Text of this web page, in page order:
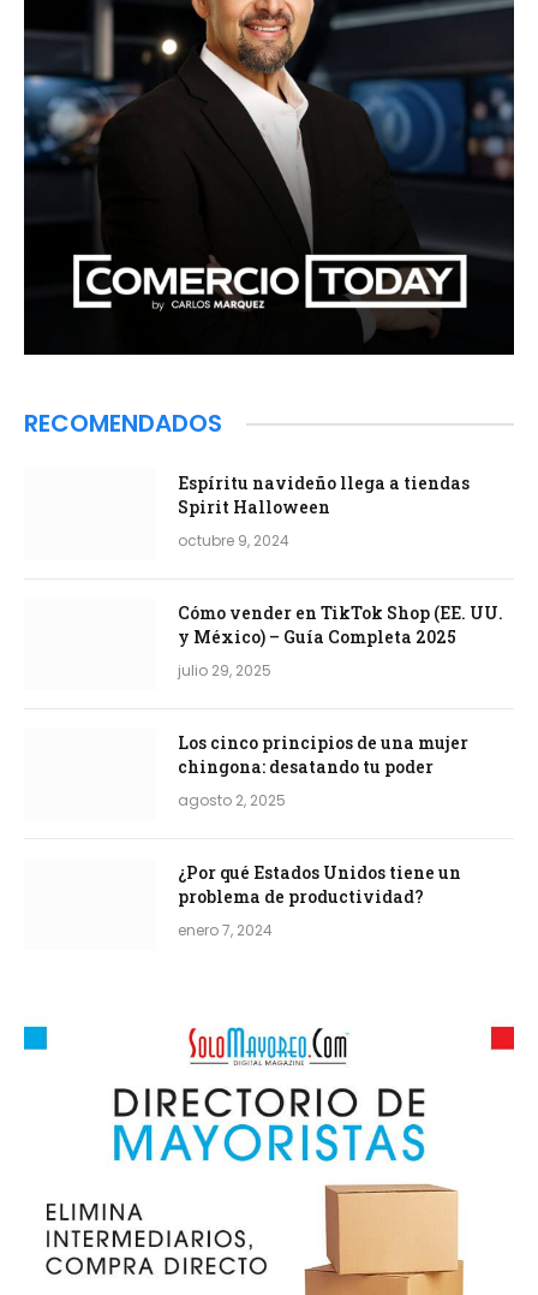
RECOMENDADOS
Espíritu navideño llega a tiendas
Spirit Halloween
octubre 9, 2024
Cómo vender en TikTok Shop (EE. UU.
y México) – Guía Completa 2025
julio 29, 2025
Los cinco principios de una mujer
chingona: desatando tu poder
agosto 2, 2025
¿Por qué Estados Unidos tiene un
problema de productividad?
enero 7, 2024